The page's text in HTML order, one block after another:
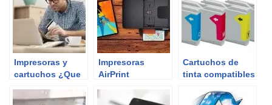
Impresoras y
cartuchos ¿Que
comprar?
Impresoras
AirPrint
Cartuchos de
tinta compatibles
cosas que has